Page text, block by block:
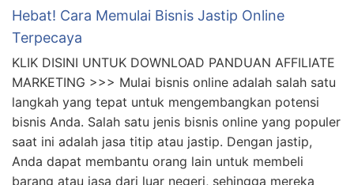
Hebat! Cara Memulai Bisnis Jastip Online
Terpecaya
KLIK DISINI UNTUK DOWNLOAD PANDUAN AFFILIATE
MARKETING >>> Mulai bisnis online adalah salah satu
langkah yang tepat untuk mengembangkan potensi
bisnis Anda. Salah satu jenis bisnis online yang populer
saat ini adalah jasa titip atau jastip. Dengan jastip,
Anda dapat membantu orang lain untuk membeli
barang atau jasa dari luar negeri, sehingga mereka